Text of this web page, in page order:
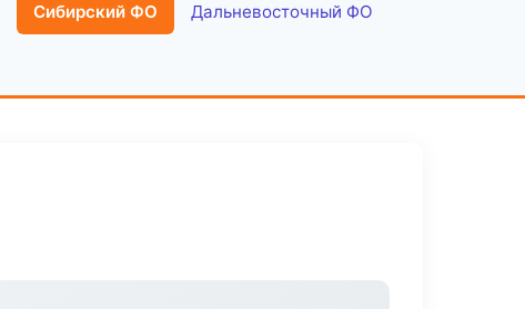
Сибирский ФО Дальневосточный ФО